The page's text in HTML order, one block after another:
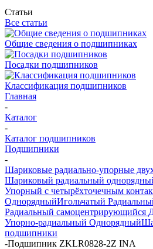
Статьи
Все статьи
Общие сведения о подшипниках
Посадки подшипников
Классификация подшипников
Главная
-
Каталог
-
Каталог подшипников
Подшипники
-
Шариковые радиально-упорные
Шариковый радиальный
Упорный с четырёхточечным
ОднорядныйИгольчатый
Радиальный самоцентрирующийся
Упорно-радиальный Однорядный
подшипники
-Подшипник ZKLR0828-2Z INA